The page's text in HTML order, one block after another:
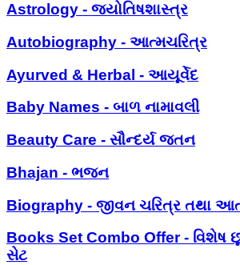
Astrology - જ્યોતિષશાસ્ત્ર
Autobiography - આત્મચરિત્ર
Ayurved & Herbal - આયૂર્વેદ
Baby Names - બાળ નામાવલી
Beauty Care - સૌન્દર્ય જતન
Bhajan - ભજન
Biography - જીવન ચરિત્ર તથા
Books Set Combo Offer - વિશેષ
સેટ